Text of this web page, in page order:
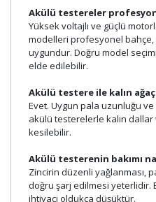
Akülü testereler
Yüksek voltajlı ve güçlü
modelleri profesyonel bahçe,
uygundur. Doğru model
elde edilebilir.
Akülü testere ile kalın
Evet. Uygun pala uzunluğu ve
akülü testerelerle kalın
kesilebilir.
Akülü testerenin bakımı
Zincirin düzenli yağlanması,
doğru şarj edilmesi yeterlidir.
ihtiyacı oldukça düşüktür.